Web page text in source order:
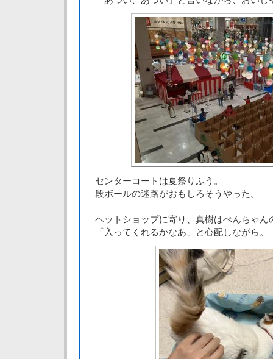
センターコートは夏祭りふう。
段ボールの迷路がおもしろそうやった。
ペットショップに寄り、真樹はぺんちゃん
「入ってくれるかなあ」と心配しながら。